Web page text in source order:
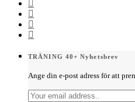
TRÄNING 40+ Nyhetsbrev
Ange din e-post adress för att